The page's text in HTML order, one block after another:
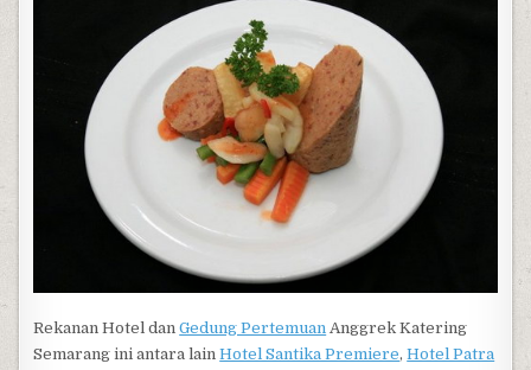
Rekanan Hotel danGedung Pertemuan Anggrek Katering
Semarang ini antara lainHotel Santika Premiere,Hotel Patra